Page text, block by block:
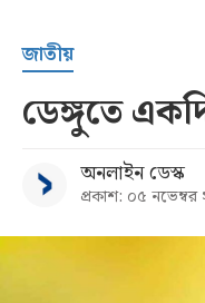
সর্বশেষ
সব
জাতীয়
ডেঙ্গুতে
অনলাইন ডেস্ক
প্রকাশ: ০৫